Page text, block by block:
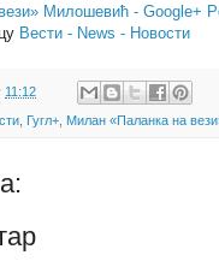
Милошевић - Google+
Вести - News - Новости
11:12
Гугл+ Милан «Паланка на